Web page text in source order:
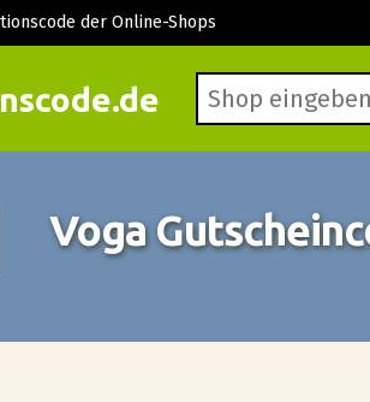
der Online-Shops
Voga